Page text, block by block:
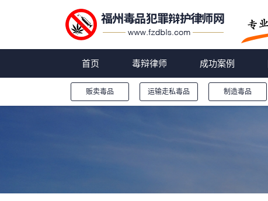
首页 毒辩律师 成功案例
贩卖毒品 运输走私毒品 制造毒品